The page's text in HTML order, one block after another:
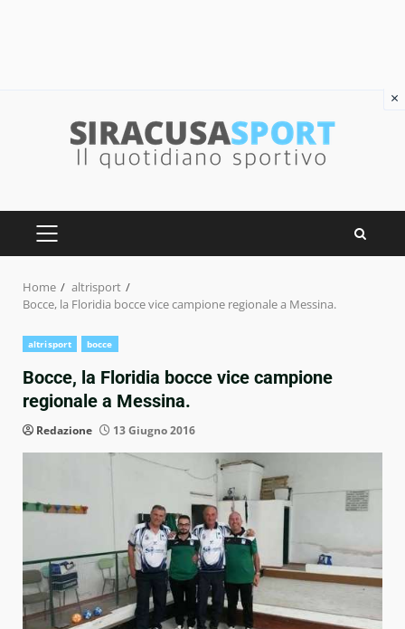
PRIMARY
Home
altrisport
Bocce, la Floridia bocce vice campione regionale a Messina.
altrisport bocce
Bocce, la Floridia bocce vice campione
regionale a Messina.
Redazione 13 Giugno 2016
×